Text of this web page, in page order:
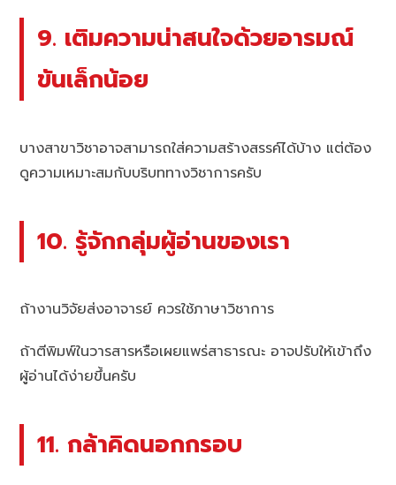
9. เติมความน่าสนใจด้วยอารมณ์
ขันเล็กน้อย
บางสาขาวิชาอาจสามารถใส่ความสร้างสรรค์ได้บ้าง แต่ต้อง
ดูความเหมาะสมกับบริบททางวิชาการครับ
10. รู้จักกลุ่มผู้อ่านของเรา
ถ้างานวิจัยส่งอาจารย์ ควรใช้ภาษาวิชาการ
ถ้าตีพิมพ์ในวารสารหรือเผยแพร่สาธารณะ อาจปรับให้เข้าถึง
ผู้อ่านได้ง่ายขึ้นครับ
11. กล้าคิดนอกกรอบ